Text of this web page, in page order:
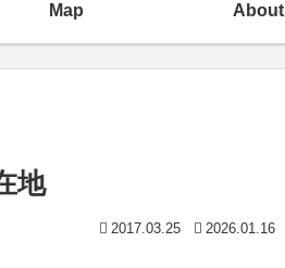
Map About
地
2017.03.25 2026.01.16